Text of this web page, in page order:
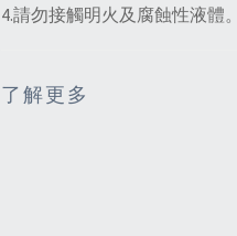
4.請勿接觸明火及腐蝕性液體。
了解更多